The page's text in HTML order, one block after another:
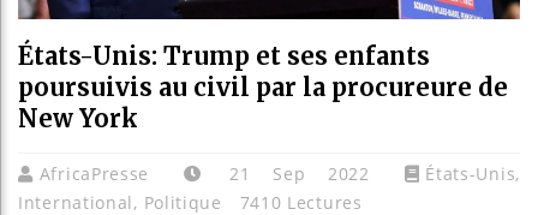
États-Unis: Trump et ses enfants
poursuivis au civil par la procureure de
New York
AfricaPresse 21 Sep 2022 États-Unis,
International, Politique 7410 Lectures